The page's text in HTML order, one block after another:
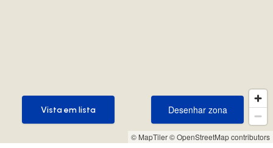
© MapTiler© OpenStreetMap contributors
Desenhar zona
Desenhar zona
Vista em lista
Vista em lista